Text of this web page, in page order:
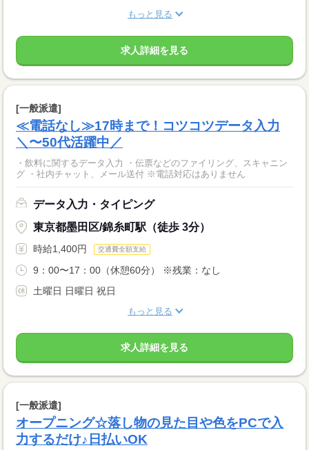
もっと見る
求人詳細を見る
[一般派遣]
≪電話なし≫17時まで！コツコツデータ入力
＼〜50代活躍中／
・飲料に関するデータ入力 ・伝票などのファイリング、スキャニン
グ ・社内チャット、メール送付 ※電話対応はありません
データ入力・タイピング
東京都墨田区/錦糸町駅（徒歩 3分）
時給1,400円 交通費全額支給
9：00〜17：00（休憩60分） ※残業：なし
土曜日 日曜日 祝日
もっと見る
求人詳細を見る
[一般派遣]
オープニング☆落し物の見た目や色をPCで入
力するだけ♪日払いOK